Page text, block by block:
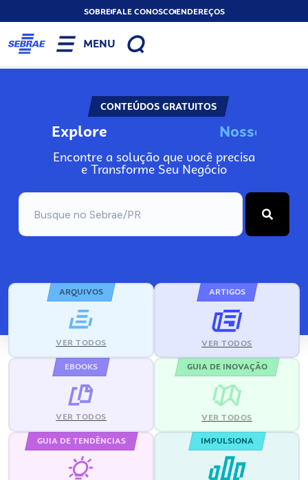
SOBREFALE CONOSCOENDEREÇOS
MENU
CONTEÚDOS GRATUITOS
Explore Nosso
Encontre a solução que você precisa
e Transforme Seu Negócio
ARQUIVOS
VER TODOS
ARTIGOS
VER TODOS
EBOOKS
VER TODOS
GUIA DE INOVAÇÃO
VER TODOS
GUIA DE TENDÊNCIAS IMPULSIONA